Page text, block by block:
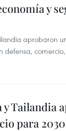
y
aprobaron
defensa,
y Tailandia
para 2030